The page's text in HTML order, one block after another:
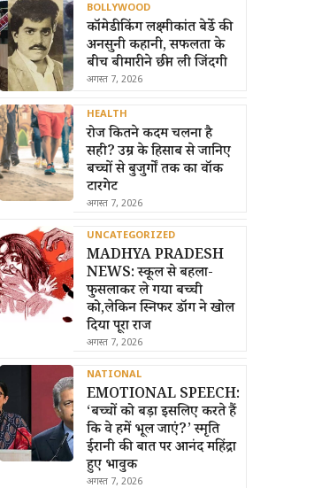
BOLLYWOOD
कॉमेडी किंग लक्ष्मीकांत बेर्डे की
अनसुनी कहानी, सफलता के
बीच बीमारी ने छीन ली जिंदगी
अगस्त 7, 2026
HEALTH
रोज कितने कदम चलना है
सही? उम्र के हिसाब से जानिए
बच्चों से बुजुर्गों तक का वॉक
टारगेट
अगस्त 7, 2026
UNCATEGORIZED
MADHYA PRADESH
NEWS: स्कूल से बहला-
फुसलाकर ले गया बच्ची
को,लेकिन स्निफर डॉग ने खोल
दिया पूरा राज
अगस्त 7, 2026
NATIONAL
EMOTIONAL SPEECH:
‘बच्चों को बड़ा इसलिए करते हैं
कि वे हमें भूल जाएं?’ स्मृति
ईरानी की बात पर आनंद महिंद्रा
हुए भावुक
अगस्त 7, 2026